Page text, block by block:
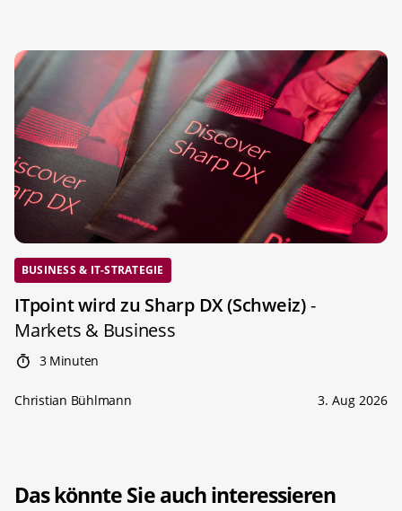
BUSINESS & IT-STRATEGIE
ITpoint wird zu Sharp DX (Schweiz)-
Markets & Business
3 Minuten
Christian Bühlmann 3. Aug 2026
Das könnte Sie auch interessieren